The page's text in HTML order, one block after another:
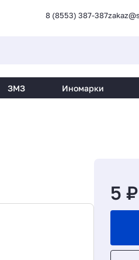
8 (8553) 387-387
ЗМЗ Иномарки
5 ₽